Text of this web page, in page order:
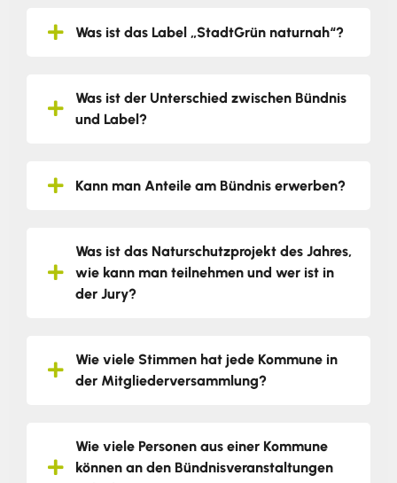
Was ist das Label „StadtGrün naturnah“?
Was ist der Unterschied zwischen Bündnis
und Label?
Kann man Anteile am Bündnis erwerben?
Was ist das Naturschutzprojekt des Jahres,
wie kann man teilnehmen und wer ist in
der Jury?
Wie viele Stimmen hat jede Kommune in
der Mitgliederversammlung?
Wie viele Personen aus einer Kommune
können an den Bündnisveranstaltungen